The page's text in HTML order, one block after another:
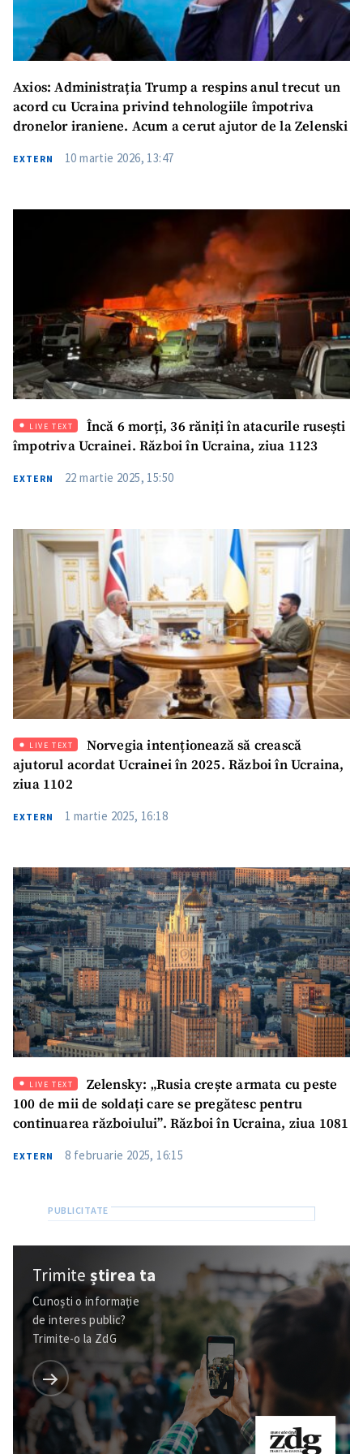
Axios: Administrația Trump a respins anul trecut un
acord cu Ucraina privind tehnologiile împotriva
dronelor iraniene. Acum a cerut ajutor de la Zelenski
EXTERN 10 martie 2026, 13:47
LIVE TEXT
Încă 6 morți, 36 răniți în atacurile rusești
împotriva Ucrainei. Război în Ucraina, ziua 1123
EXTERN 22 martie 2025, 15:50
LIVE TEXT
Norvegia intenționează să crească
ajutorul acordat Ucrainei în 2025. Război în Ucraina,
ziua 1102
EXTERN 1 martie 2025, 16:18
LIVE TEXT
Zelensky: „Rusia crește armata cu peste
100 de mii de soldați care se pregătesc pentru
continuarea războiului”. Război în Ucraina, ziua 1081
EXTERN 8 februarie 2025, 16:15
Trimiteștirea ta
Cunoști o informație
de interes public?
Trimite-o la ZdG